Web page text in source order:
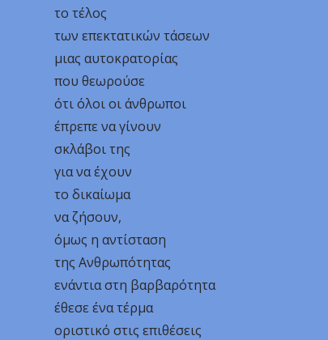
το τέλος
των επεκτατικών τάσεων
μιας αυτοκρατορίας
που θεωρούσε
ότι όλοι οι άνθρωποι
έπρεπε να γίνουν
σκλάβοι της
για να έχουν
το δικαίωμα
να ζήσουν,
όμως η αντίσταση
της Ανθρωπότητας
ενάντια στη βαρβαρότητα
έθεσε ένα τέρμα
οριστικό στις επιθέσεις